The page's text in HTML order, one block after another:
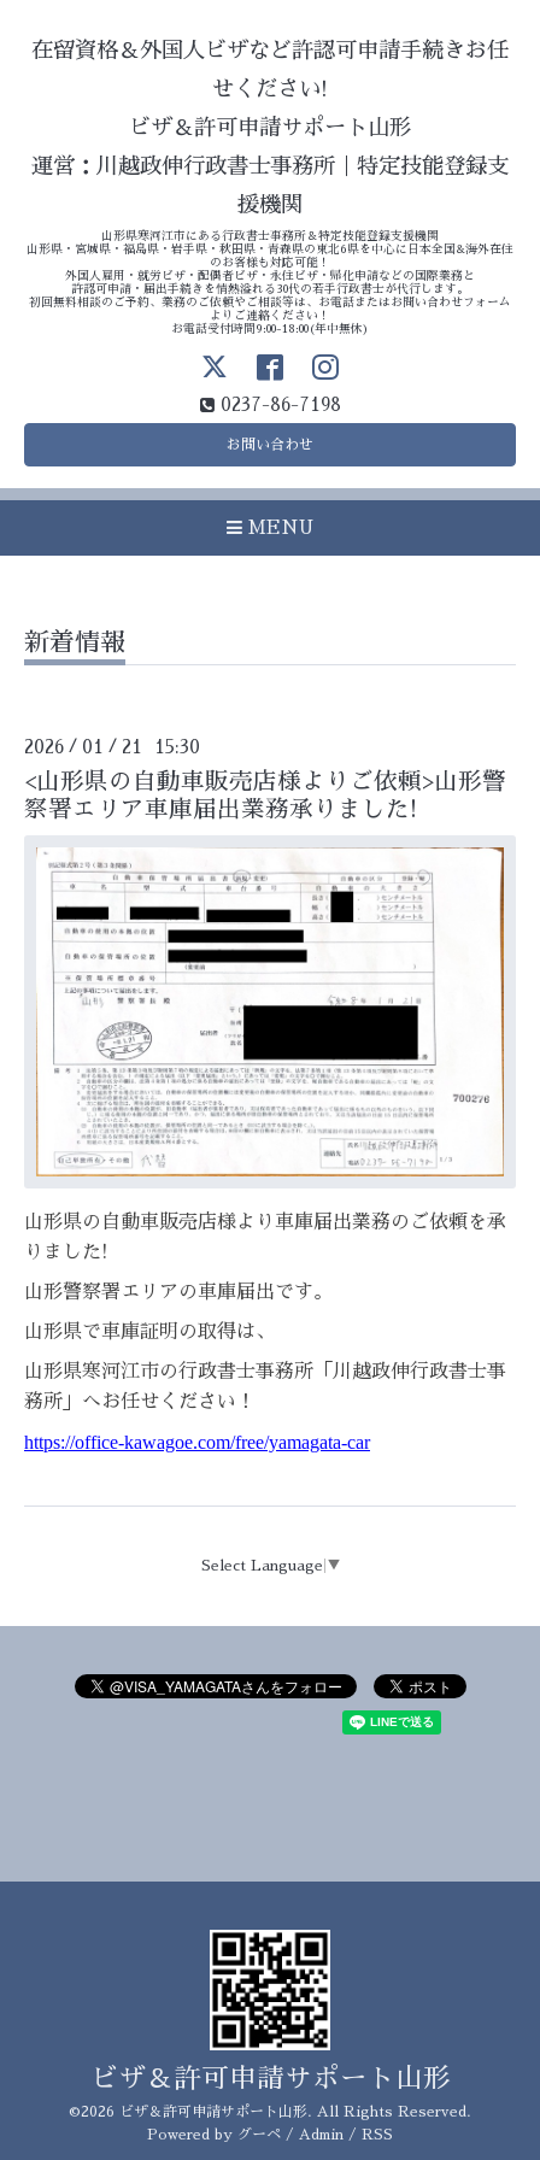
在留資格＆外国人ビザなど許認可申請手続きお任
せください!
ビザ＆許可申請サポート山形
運営：川越政伸行政書士事務所｜特定技能登録支
援機関
山形県寒河江市にある行政書士事務所＆特定技能登録支援機関
山形県・宮城県・福島県・岩手県・秋田県・青森県の東北6県を中心に日本全国&海外在住
のお客様も対応可能！
外国人雇用・就労ビザ・配偶者ビザ・永住ビザ・帰化申請などの国際業務と
許認可申請・届出手続きを情熱溢れる30代の若手行政書士が代行します。
初回無料相談のご予約、業務のご依頼やご相談等は、お電話またはお問い合わせフォーム
よりご連絡ください！
お電話受付時間9:00-18:00(年中無休)
0237-86-7198
お問い合わせ
MENU
新着情報
2026 / 01 / 21 15:30
<山形県の自動車販売店様よりご依頼>山形警
察署エリア車庫届出業務承りました!
山形県の自動車販売店様より車庫届出業務のご依頼を承
りました!
山形警察署エリアの車庫届出です。
山形県で車庫証明の取得は、
山形県寒河江市の行政書士事務所「川越政伸行政書士事
務所」へお任せください！
https://office-kawagoe.com/free/yamagata-car
Select Language ▼
ビザ＆許可申請サポート山形
©2026 ビザ＆許可申請サポート山形. All Rights Reserved.
Powered by グーペ / Admin / RSS